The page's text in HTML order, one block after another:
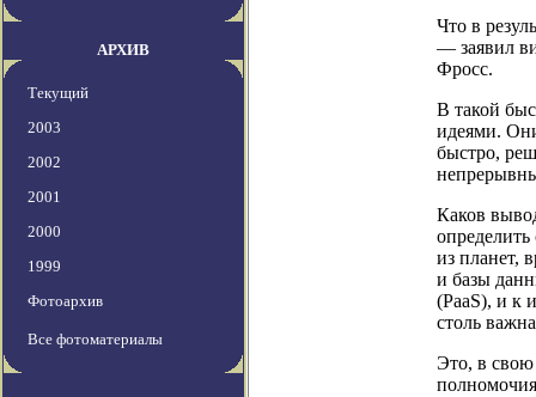
АРХИВ
Текущий
2003
2002
2001
2000
1999
Фотоархив
Все фотоматериалы
Что в
— заявил
Фросс.
В такой
идеями.
быстро,
Каков
из планет,
и базы
(PaaS), и к
столь
Это, в свою